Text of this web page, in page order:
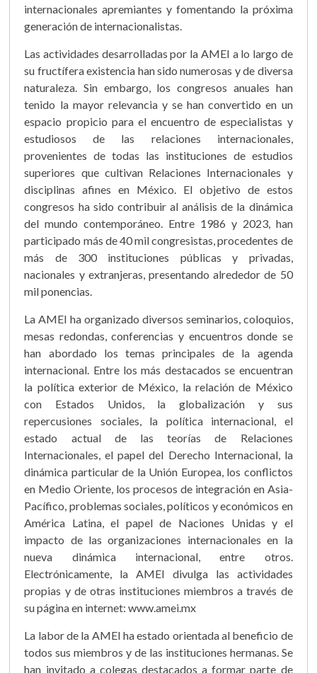
internacionales apremiantes y fomentando la próxima
generación de internacionalistas.
Las actividades desarrolladas por la AMEI a lo largo de
su fructífera existencia han sido numerosas y de diversa
naturaleza. Sin embargo, los congresos anuales han
tenido la mayor relevancia y se han convertido en un
espacio propicio para el encuentro de especialistas y
estudiosos de las relaciones internacionales,
provenientes de todas las instituciones de estudios
superiores que cultivan Relaciones Internacionales y
disciplinas afines en México. El objetivo de estos
congresos ha sido contribuir al análisis de la dinámica
del mundo contemporáneo. Entre 1986 y 2023, han
participado más de 40 mil congresistas, procedentes de
más de 300 instituciones públicas y privadas,
nacionales y extranjeras, presentando alrededor de 50
mil ponencias.
La AMEI ha organizado diversos seminarios, coloquios,
mesas redondas, conferencias y encuentros donde se
han abordado los temas principales de la agenda
internacional. Entre los más destacados se encuentran
la política exterior de México, la relación de México
con Estados Unidos, la globalización y sus
repercusiones sociales, la política internacional, el
estado actual de las teorías de Relaciones
Internacionales, el papel del Derecho Internacional, la
dinámica particular de la Unión Europea, los conflictos
en Medio Oriente, los procesos de integración en Asia-
Pacífico, problemas sociales, políticos y económicos en
América Latina, el papel de Naciones Unidas y el
impacto de las organizaciones internacionales en la
nueva dinámica internacional, entre otros.
Electrónicamente, la AMEI divulga las actividades
propias y de otras instituciones miembros a través de
su página en internet: www.amei.mx
La labor de la AMEI ha estado orientada al beneficio de
todos sus miembros y de las instituciones hermanas. Se
han invitado a colegas destacados a formar parte de